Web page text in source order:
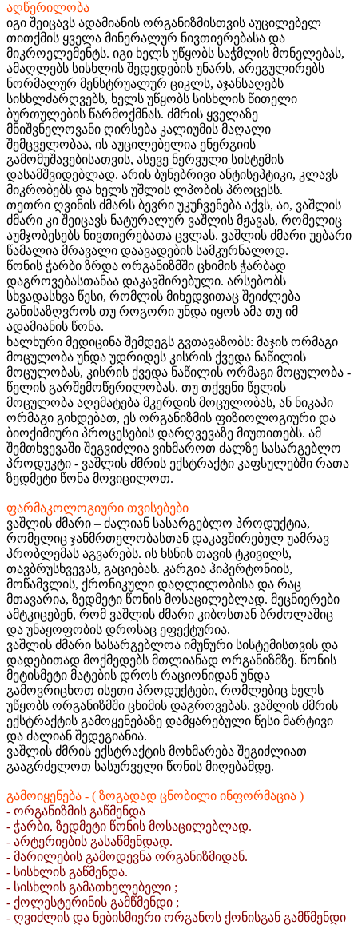
აღწერილობა
იგი შეიცავს ადამიანის ორგანიზმისთვის აუცილებელ
თითქმის ყველა მინერალურ ნივთიერებასა და
მიკროელემენტს. იგი ხელს უწყობს საჭმლის მონელებას,
ამაღლებს სისხლის შედედების უნარს, არეგულირებს
ნორმალურ მენსტრუალურ ციკლს, აჯანსაღებს
სისხლძარღვებს, ხელს უწყობს სისხლის წითელი
ბურთულების წარმოქმნას. ძმრის ყველაზე
მნიშვნელოვანი ღირსება კალიუმის მაღალი
შემცველობაა, ის აუცილებელია ენერგიის
გამომუშავებისათვის, ასევე ნერვული სისტემის
დასამშვიდებლად. არის ბუნებრივი ანტისეპტიკი, კლავს
მიკრობებს და ხელს უშლის ლპობის პროცესს.
თეთრი ღვინის ძმარს ბევრი უკუჩვენება აქვს, აი, ვაშლის
ძმარი კი შეიცავს ნატურალურ ვაშლის მჟავას, რომელიც
აუმჯობესებს ნივთიერებათა ცვლას. ვაშლის ძმარი უებარი
წამალია მრავალი დაავადების სამკურნალოდ.
წონის ჭარბი ზრდა ორგანიზმში ცხიმის ჭარბად
დაგროვებასთანაა დაკავშირებული. არსებობს
სხვადასხვა წესი, რომლის მიხედვითაც შეიძლება
განისაზღვროს თუ როგორი უნდა იყოს ამა თუ იმ
ადამიანის წონა.
ხალხური მედიცინა შემდეგს გვთავაზობს: მაჯის ორმაგი
მოცულობა უნდა უდრიდეს კისრის ქვედა ნაწილის
მოცულობას, კისრის ქვედა ნაწილის ორმაგი მოცულობა -
წელის გარშემოწერილობას. თუ თქვენი წელის
მოცულობა აღემატება მკერდის მოცულობას, ან ნიკაპი
ორმაგი გიხდებათ, ეს ორგანიზმის ფიზიოლოგიური და
ბიოქიმიური პროცესების დარღვევაზე მიუთითებს. ამ
შემთხვევაში შეგვიძლია ვიხმაროთ ძალზე სასარგებლო
პროდუკტი - ვაშლის ძმრის ექსტრაქტი კაფსულებში რათა
ზედმეტი წონა მოვიცილოთ.
ფარმაკოლოგიური თვისებები
ვაშლის ძმარი – ძალიან სასარგებლო პროდუქტია,
რომელიც ჯანმრთელობასთან დაკავშირებულ უამრავ
პრობლემას აგვარებს. ის ხსნის თავის ტკივილს,
თავბრუსხვევას, გაციებას. კარგია ჰიპერტონიის,
მოწამვლის, ქრონიკული დაღლილობისა და რაც
მთავარია, ზედმეტი წონის მოსაცილებლად. მეცნიერები
ამტკიცებენ, რომ ვაშლის ძმარი კიბოსთან ბრძოლაშიც
და უნაყოფობის დროსაც ეფექტურია.
ვაშლის ძმარი სასარგებლოა იმუნური სისტემისთვის და
დადებითად მოქმედებს მთლიანად ორგანიზმზე. წონის
მეტისმეტი მატების დროს რაციონიდან უნდა
გამოვრიცხოთ ისეთი პროდუქტები, რომლებიც ხელს
უწყობს ორგანიზმში ცხიმის დაგროვებას. ვაშლის ძმრის
ექსტრაქტის გამოყენებაზე დამყარებული წესი მარტივი
და ძალიან შედეგიანია.
ვაშლის ძმრის ექსტრაქტის მოხმარება შეგიძლიათ
გააგრძელოთ სასურველი წონის მიღებამდე.
გამოიყენება - ( ზოგადად ცნობილი ინფორმაცია )
- ორგანიზმის გაწმენდა
- ჭარბი, ზედმეტი წონის მოსაცილებლად.
- არტერიების გასაწმენდად.
- მარილების გამოდევნა ორგანიზმიდან.
- სისხლის გაწმენდა.
- სისხლის გამათხელებელი ;
- ქოლესტერინის გამწმენდი ;
- ღვიძლის და ნებისმიერი ორგანოს ქონისგან გამწმენდი